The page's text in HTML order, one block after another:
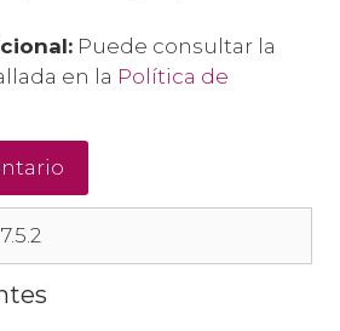
Puede consultar la
en la Política de